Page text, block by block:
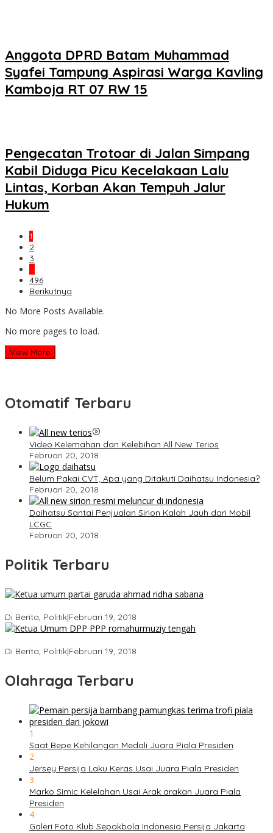
Anggota DPRD Batam Muhammad
Syafei Tampung Aspirasi Warga Kavling
Kamboja RT 07 RW 15
Pengecatan Trotoar di Jalan Simpang
Kabil Diduga Picu Kecelakaan Lalu
Lintas, Korban Akan Tempuh Jalur
Hukum
1
2
3
…
496
Berikutnya
No More Posts Available.
No more pages to load.
View More
Otomatif Terbaru
Video Kelemahan dan Kelebihan All New Terios
Februari 20, 2018
Belum Pakai CVT, Apa yang Ditakuti Daihatsu Indonesia?
Februari 20, 2018
Daihatsu Santai Penjualan Sirion Kalah Jauh dari Mobil
LCGC
Februari 20, 2018
Politik Terbaru
Di Berita, Politik|Februari 19, 2018
Di Berita, Politik|Februari 19, 2018
Olahraga Terbaru
1
Saat Bepe Kehilangan Medali Juara Piala Presiden
2
Jersey Persija Laku Keras Usai Juara Piala Presiden
3
Marko Simic Kelelahan Usai Arak arakan Juara Piala
Presiden
4
Galeri Foto Klub Sepakbola Indonesia Persija Jakarta